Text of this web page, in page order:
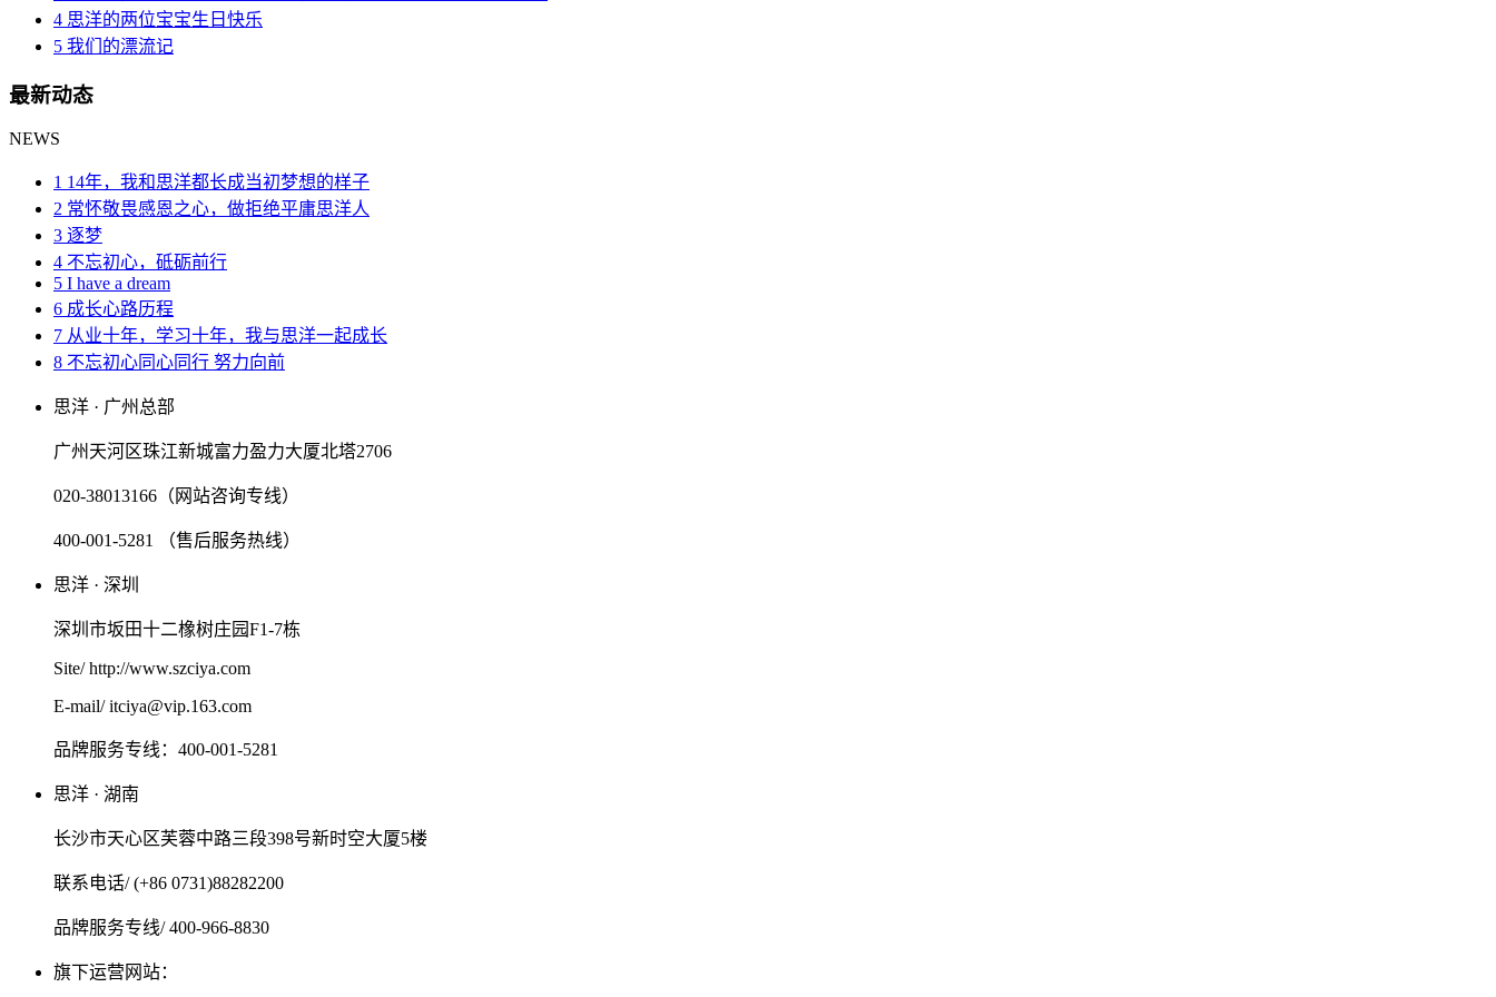
4 思洋的两位宝宝生日快乐
5 我们的漂流记
最新动态
NEWS
1 14年，我和思洋都长成当初梦想的样子
2 常怀敬畏感恩之心，做拒绝平庸思洋人
3 逐梦
4 不忘初心，砥砺前行
5 I have a dream
6 成长心路历程
7 从业十年，学习十年，我与思洋一起成长
8 不忘初心同心同行 努力向前
思洋 · 广州总部
广州天河区珠江新城富力盈力大厦北塔2706
020-38013166（网站咨询专线）
400-001-5281 （售后服务热线）
思洋 · 深圳
深圳市坂田十二橡树庄园F1-7栋
Site/ http://www.szciya.com
E-mail/ itciya@vip.163.com
品牌服务专线：400-001-5281
思洋 · 湖南
长沙市天心区芙蓉中路三段398号新时空大厦5楼
联系电话/ (+86 0731)88282200
品牌服务专线/ 400-966-8830
旗下运营网站：